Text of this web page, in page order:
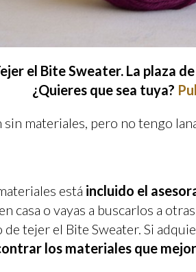
el Bite Sweater. La plaza
¿Quieres que sea tuya?
materiales, pero no tengo
está incluido el
casa o vayas a buscarlos a
tejer el Bite Sweater. Si
los materiales que